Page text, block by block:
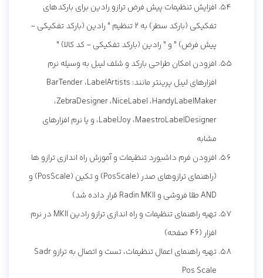
افزایش تنظیمات پیش فرض ترازو رادین برای بارکدهای
تفکیکی (بارکد سطر) به 2 تنظیم " رادین (بارکد تفکیکی -
پیش فرض) " و " رادین (بارکد تفکیکی - کد کالا) "
افزودن امکان طراحی بارکد و شلف لیبل به وسیله نرم
افزارهای لیبل پرینتر مانند: BarTender ،LabelArtists
،ZebraDesigner ،NiceLabel ،HandyLabelMaker
،LabelJoy ،MaestroLabelDesigner و یا نرم افزارهای
مشابه
افزودن فرم داشبورد تنظیمات و آموزش راه اندازی ترازو ها
(راهنمای ترازوهای صدر (PosScale) و تکین (PosScale) و
AND طلا فروشی و Radin MKII قرار داده شد)
تهیه راهنمای تنظیمات و راه اندازی ترازو رادین MKII در نرم
افزار (46 صفحه)
تهیه راهنمای اعمال تنظیمات، تست و اتصال به ترازو Sadr
Pos Scale